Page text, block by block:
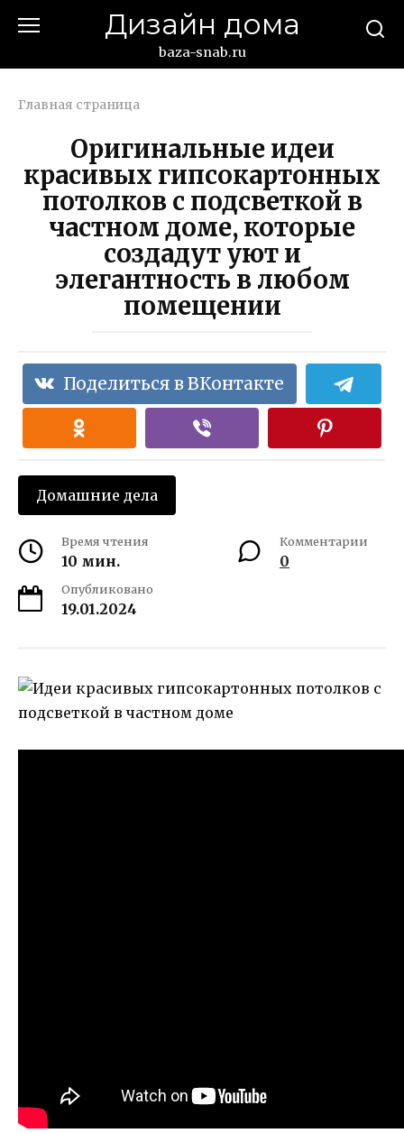
Дизайн дома
baza-snab.ru
Главная страница
Оригинальные идеи
красивых гипсокартонных
потолков с подсветкой в
частном доме, которые
создадут уют и
элегантность в любом
помещении
Поделиться в ВКонтакте
Домашние дела
Время чтения
10 мин.
Комментарии
0
Опубликовано
19.01.2024